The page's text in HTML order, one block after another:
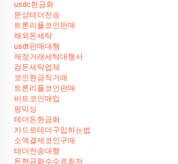
usdc현금화
문상테더전송
트론리플코인판매
해외돈세탁
usdt판매대행
재정거래세탁대행사
검돈세탁업체
코인현금직거래
트론리플코인판매
비트코인매입
핑믹싱
테더돈현금화
카드로테더구입하는법
소액결제코인구매
테더전송대행
돈현금화수수료최저